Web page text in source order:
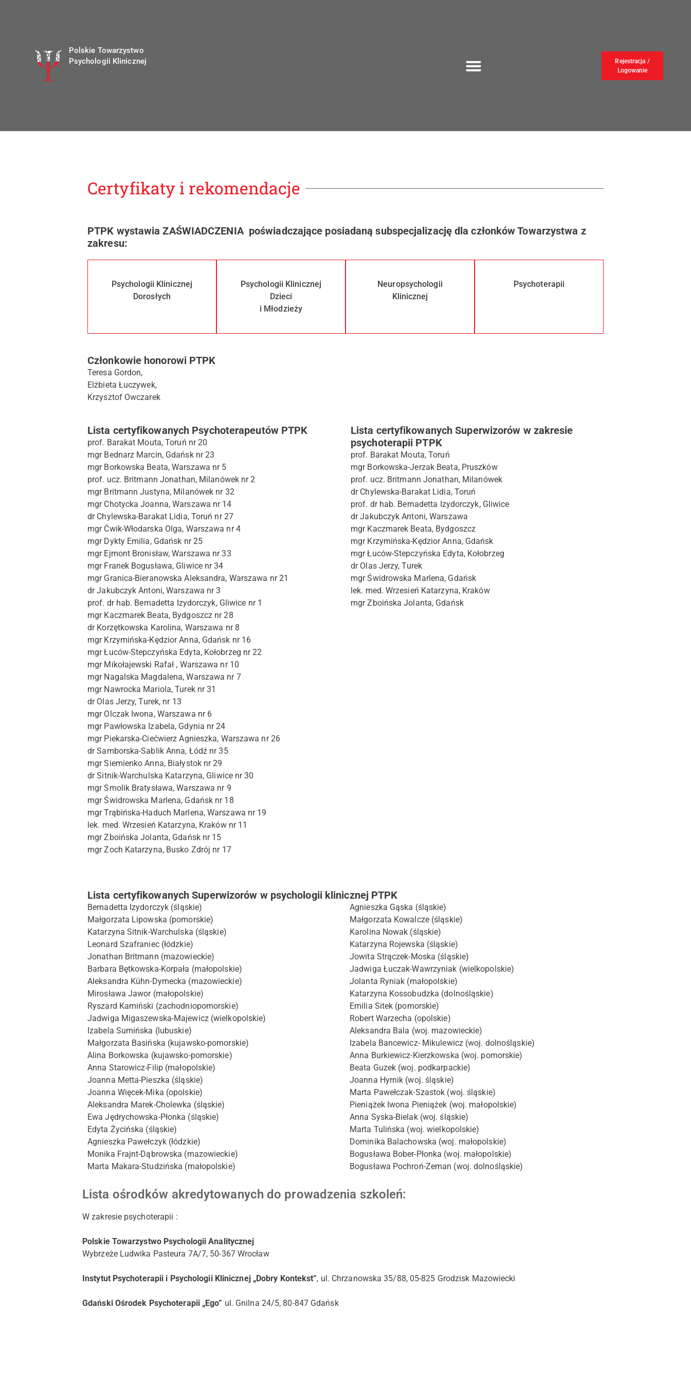
Polskie Towarzystwo
Psychologii Klinicznej
Rejestracja /
Logowanie
Certyfikaty i rekomendacje
PTPK wystawia ZAŚWIADCZENIA poświadczające posiadaną subspecjalizację dla członków Towarzystwa z
zakresu:
Psychologii Klinicznej
Dorosłych
Psychologii Klinicznej
Dzieci
i Młodzieży
Neuropsychologii
Klinicznej
Psychoterapii
Członkowie honorowi PTPK
Teresa Gordon,
Elżbieta Łuczywek,
Krzysztof Owczarek
Lista certyfikowanych Psychoterapeutów PTPK
prof. Barakat Mouta, Toruń nr 20
mgr Bednarz Marcin, Gdańsk nr 23
mgr Borkowska Beata, Warszawa nr 5
prof. ucz. Britmann Jonathan, Milanówek nr 2
mgr Britmann Justyna, Milanówek nr 32
mgr Chotycka Joanna, Warszawa nr 14
dr Chylewska-Barakat Lidia, Toruń nr 27
mgr Ćwik-Włodarska Olga, Warszawa nr 4
mgr Dykty Emilia, Gdańsk nr 25
mgr Ejmont Bronisław, Warszawa nr 33
mgr Franek Bogusława, Gliwice nr 34
mgr Granica-Bieranowska Aleksandra, Warszawa nr 21
dr Jakubczyk Antoni, Warszawa nr 3
prof. dr hab. Bernadetta Izydorczyk, Gliwice nr 1
mgr Kaczmarek Beata, Bydgoszcz nr 28
dr Korzętkowska Karolina, Warszawa nr 8
mgr Krzymińska-Kędzior Anna, Gdańsk nr 16
mgr Łuców-Stepczyńska Edyta, Kołobrzeg nr 22
mgr Mikołajewski Rafał , Warszawa nr 10
mgr Nagalska Magdalena, Warszawa nr 7
mgr Nawrocka Mariola, Turek nr 31
dr Olas Jerzy, Turek, nr 13
mgr Olczak Iwona, Warszawa nr 6
mgr Pawłowska Izabela, Gdynia nr 24
mgr Piekarska-Ciećwierz Agnieszka, Warszawa nr 26
dr Samborska-Sablik Anna, Łódź nr 35
mgr Siemienko Anna, Białystok nr 29
dr Sitnik-Warchulska Katarzyna, Gliwice nr 30
mgr Smolik Bratysława, Warszawa nr 9
mgr Świdrowska Marlena, Gdańsk nr 18
mgr Trąbińska-Haduch Marlena, Warszawa nr 19
lek. med. Wrzesień Katarzyna, Kraków nr 11
mgr Zboińska Jolanta, Gdańsk nr 15
mgr Zoch Katarzyna, Busko Zdrój nr 17
Lista certyfikowanych Superwizorów w zakresie
psychoterapii PTPK
prof. Barakat Mouta, Toruń
mgr Borkowska-Jerzak Beata, Pruszków
prof. ucz. Britmann Jonathan, Milanówek
dr Chylewska-Barakat Lidia, Toruń
prof. dr hab. Bernadetta Izydorczyk, Gliwice
dr Jakubczyk Antoni, Warszawa
mgr Kaczmarek Beata, Bydgoszcz
mgr Krzymińska-Kędzior Anna, Gdańsk
mgr Łuców-Stepczyńska Edyta, Kołobrzeg
dr Olas Jerzy, Turek
mgr Świdrowska Marlena, Gdańsk
lek. med. Wrzesień Katarzyna, Kraków
mgr Zboińska Jolanta, Gdańsk
Lista certyfikowanych Superwizorów w psychologii klinicznej PTPK
Bernadetta Izydorczyk (śląskie)
Małgorzata Lipowska (pomorskie)
Katarzyna Sitnik-Warchulska (śląskie)
Leonard Szafraniec (łódzkie)
Jonathan Britmann (mazowieckie)
Barbara Bętkowska-Korpała (małopolskie)
Aleksandra Kühn-Dymecka (mazowieckie)
Mirosława Jawor (małopolskie)
Ryszard Kamiński (zachodniopomorskie)
Jadwiga Migaszewska-Majewicz (wielkopolskie)
Izabela Sumińska (lubuskie)
Małgorzata Basińska (kujawsko-pomorskie)
Alina Borkowska (kujawsko-pomorskie)
Anna Starowicz-Filip (małopolskie)
Joanna Metta-Pieszka (śląskie)
Joanna Więcek-Mika (opolskie)
Aleksandra Marek-Cholewka (śląskie)
Ewa Jędrychowska-Płonka (śląskie)
Edyta Życińska (śląskie)
Agnieszka Pawełczyk (łódzkie)
Monika Frajnt-Dąbrowska (mazowieckie)
Marta Makara-Studzińska (małopolskie)
Agnieszka Gąska (śląskie)
Małgorzata Kowalcze (śląskie)
Karolina Nowak (śląskie)
Katarzyna Rojewska (śląskie)
Jowita Strączek-Moska (śląskie)
Jadwiga Łuczak-Wawrzyniak (wielkopolskie)
Jolanta Ryniak (małopolskie)
Katarzyna Kossobudzka (dolnośląskie)
Emilia Sitek (pomorskie)
Robert Warzecha (opolskie)
Aleksandra Bala (woj. mazowieckie)
Izabela Bancewicz- Mikulewicz (woj. dolnośląskie)
Anna Burkiewicz-Kierzkowska (woj. pomorskie)
Beata Guzek (woj. podkarpackie)
Joanna Hyrnik (woj. śląskie)
Marta Pawełczak-Szastok (woj. śląskie)
Pieniążek Iwona Pieniążek (woj. małopolskie)
Anna Syska-Bielak (woj. śląskie)
Marta Tulińska (woj. wielkopolskie)
Dominika Balachowska (woj. małopolskie)
Bogusława Bober-Płonka (woj. małopolskie)
Bogusława Pochroń-Zeman (woj. dolnośląskie)
Lista ośrodków akredytowanych do prowadzenia szkoleń:
W zakresie psychoterapii :
Polskie Towarzystwo Psychologii Analitycznej
Wybrzeże Ludwika Pasteura 7A/7, 50-367 Wrocław
Instytut Psychoterapii i Psychologii Klinicznej „Dobry Kontekst”, ul. Chrzanowska 35/88, 05-825 Grodzisk Mazowiecki
Gdański Ośrodek Psychoterapii „Ego” ul. Gnilna 24/5, 80-847 Gdańsk